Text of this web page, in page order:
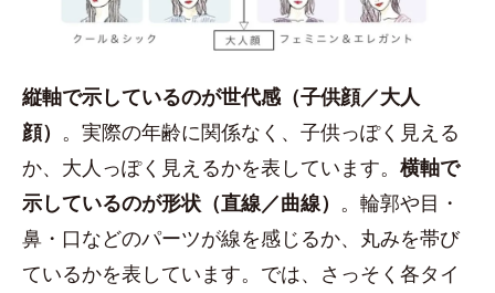
縦軸で示しているのが世代感（子供顔／大人
顔） 。実際の年齢に関係なく、子供っぽく見える
か、大人っぽく見えるかを表しています。 横軸で
示しているのが形状（直線／曲線） 。輪郭や目・
鼻・口などのパーツが線を感じるか、丸みを帯び
ているかを表しています。では、さっそく各タイ